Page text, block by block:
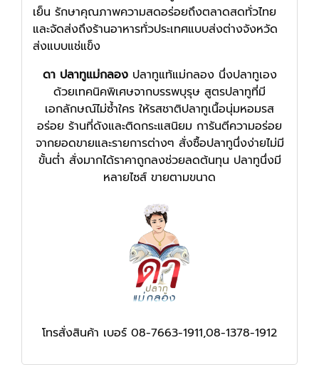
เย็น รักษาคุณภาพความสดอร่อยถึงตลาดสดทั่วไทย
และจัดส่งถึงร้านอาหารทั่วประเทศแบบส่งต่างจังหวัด
ส่งแบบแช่แข็ง
ดา ปลาทูแม่กลอง ปลาทูแท้แม่กลอง นึ่งปลาทูเอง
ด้วยเทคนิคพิเศษจากบรรพบุรุษ สูตรปลาทูที่มี
เอกลักษณ์ไม่ซ้ำใคร ให้รสชาติปลาทูเนื้อนุ่มหอมรส
อร่อย ร้านที่ดังและติดกระแสนิยม การันตีความอร่อย
จากยอดขายและรายการต่างๆ สั่งซื้อปลาทูนึ่งง่ายไม่มี
ขั้นต่ำ สั่งมากได้ราคาถูกลงช่วยลดต้นทุน ปลาทูนึ่งมี
หลายไซส์ ขายตามขนาด
โทรสั่งสินค้า เบอร์ 08-7663-1911,08-1378-1912